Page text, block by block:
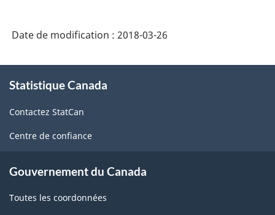
industries
l'Amérique
du
Nord
(SCIAN)
-
Date de modification : 2018-03-26
propos
ce
site
Statistique Canada
Contactez StatCan
Centre de confiance
Gouvernement du Canada
Toutes les coordonnées